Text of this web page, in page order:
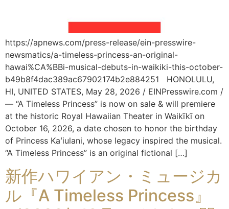
https://apnews.com/press-release/ein-presswire-
newsmatics/a-timeless-princess-an-original-
hawai%CA%BBi-musical-debuts-in-waikiki-this-october-
b49b8f4dac389ac67902174b2e884251 HONOLULU,
HI, UNITED STATES, May 28, 2026 / EINPresswire.com /
— “A Timeless Princess” is now on sale & will premiere
at the historic Royal Hawaiian Theater in Waikīkī on
October 16, 2026, a date chosen to honor the birthday
of Princess Kaʻiulani, whose legacy inspired the musical.
“A Timeless Princess” is an original fictional […]
新作ハワイアン・ミュージカ
ル『A Timeless Princess』